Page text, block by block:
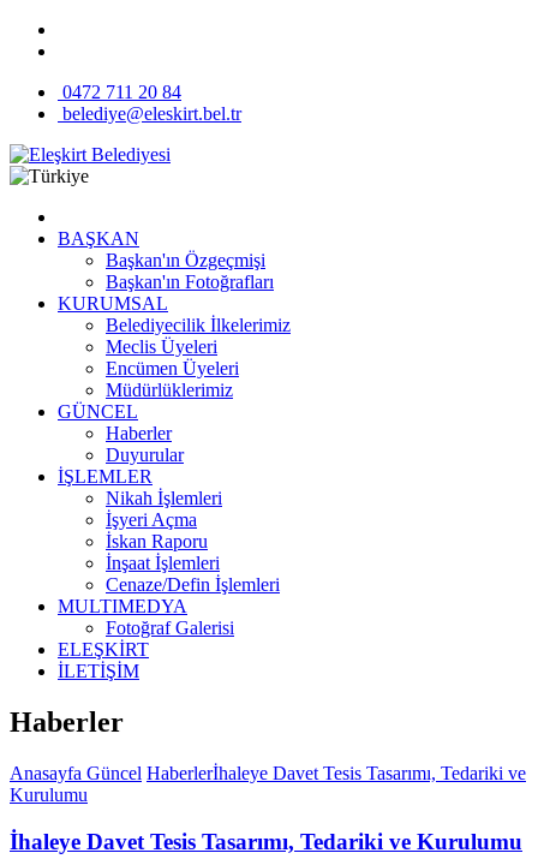
0472 711 20 84
belediye@eleskirt.bel.tr
BAŞKAN
Başkan'ın Özgeçmişi
Başkan'ın Fotoğrafları
KURUMSAL
Belediyecilik İlkelerimiz
Meclis Üyeleri
Encümen Üyeleri
Müdürlüklerimiz
GÜNCEL
Haberler
Duyurular
İŞLEMLER
Nikah İşlemleri
İşyeri Açma
İskan Raporu
İnşaat İşlemleri
Cenaze/Defin İşlemleri
MULTIMEDYA
Fotoğraf Galerisi
ELEŞKİRT
İLETİŞİM
Haberler
Anasayfa Güncel Haberlerİhaleye Davet Tesis Tasarımı, Tedariki ve
Kurulumu
İhaleye Davet Tesis Tasarımı, Tedariki ve Kurulumu